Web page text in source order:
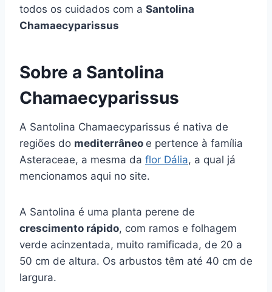
todos os cuidados com a Santolina
Chamaecyparissus
Sobre a Santolina
Chamaecyparissus
A Santolina Chamaecyparissus é nativa de
regiões do mediterrâneo e pertence à família
Asteraceae, a mesma da flor Dália, a qual já
mencionamos aqui no site.
A Santolina é uma planta perene de
crescimento rápido, com ramos e folhagem
verde acinzentada, muito ramificada, de 20 a
50 cm de altura. Os arbustos têm até 40 cm de
largura.